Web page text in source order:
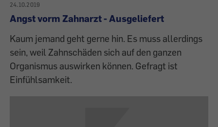
24.10.2019
Angst vorm Zahnarzt - Ausgeliefert
Kaum jemand geht gerne hin. Es muss allerdings
sein, weil Zahnschäden sich auf den ganzen
Organismus auswirken können. Gefragt ist
Einfühlsamkeit.